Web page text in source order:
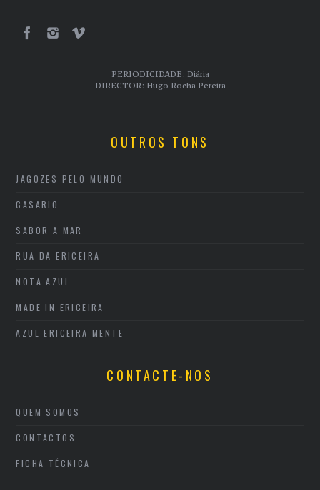
PERIODICIDADE: Diária
DIRECTOR: Hugo Rocha Pereira
OUTROS TONS
JAGOZES PELO MUNDO
CASARIO
SABOR A MAR
RUA DA ERICEIRA
NOTA AZUL
MADE IN ERICEIRA
AZUL ERICEIRA MENTE
CONTACTE-NOS
QUEM SOMOS
CONTACTOS
FICHA TÉCNICA